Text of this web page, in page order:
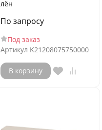
лён
По запросу
Под заказ
Артикул K21208075750000
В корзину